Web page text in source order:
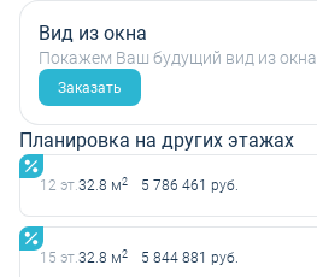
Вид из окна
Покажем Ваш будущий вид из окна
Заказать
Планировка на других этажах
12 эт.32.8 м2 5 786 461 руб.
15 эт.32.8 м2 5 844 881 руб.